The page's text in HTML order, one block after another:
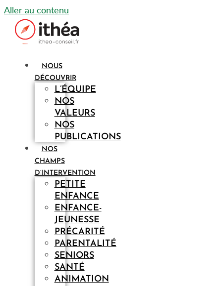
Aller au contenu
NOUS
DÉCOUVRIR
L’ÉQUIPE
NOS
VALEURS
NOS
PUBLICATIONS
NOS
CHAMPS
D’INTERVENTION
PETITE
ENFANCE
ENFANCE-
JEUNESSE
PRÉCARITÉ
PARENTALITÉ
SENIORS
SANTÉ
ANIMATION